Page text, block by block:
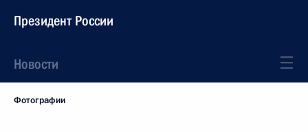
Президент России
Новости
Фотографии